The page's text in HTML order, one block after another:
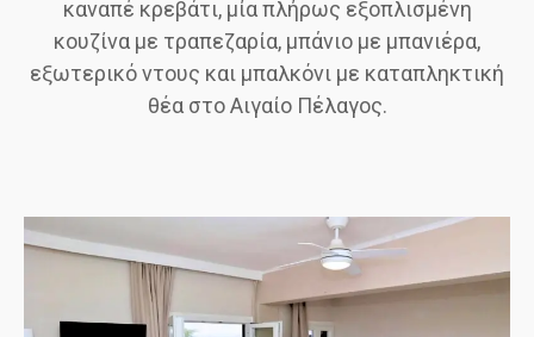
καναπέ κρεβάτι, μία πλήρως εξοπλισμένη
κουζίνα με τραπεζαρία, μπάνιο με μπανιέρα,
εξωτερικό ντους και μπαλκόνι με καταπληκτική
θέα στο Αιγαίο Πέλαγος.